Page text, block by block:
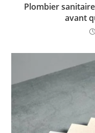
Plombier
avant